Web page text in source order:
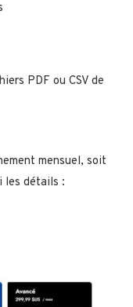
PDF ou CSV de
mensuel, soit
les détails :